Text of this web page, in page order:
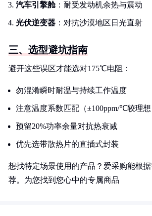
汽车引擎舱：耐受发动机余热与震动
光伏逆变器 ：对抗沙漠地区日光直射
三、选型避坑指南
避开这些误区才能选对175℃电阻：
勿混淆瞬时耐温与持续工作温度
注意温度系数匹配（±100ppm/℃较理想
预留20%功率余量对抗热衰减
优先选带散热片的直插式封装
想找特定场景使用的产品？爱采购能根
荐。为您找到您心中的专属商品